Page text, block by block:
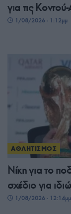
για τις
1/08/2026 - 1:12μμ
ΑΘΛΗΤΙΣΜΟΣ
Νίκη για το
σχέδιο για
1/08/2026 - 12:14μμ